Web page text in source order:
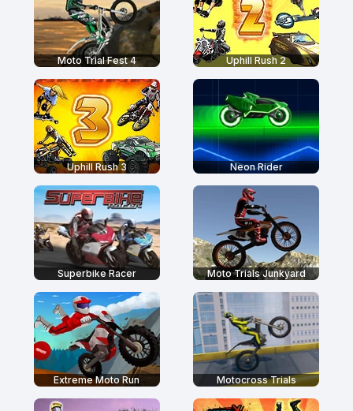
Moto Trial Fest 4 Uphill Rush 2
Uphill Rush 3 Neon Rider
Superbike Racer Moto Trials Junkyard
Extreme Moto Run Motocross Trials